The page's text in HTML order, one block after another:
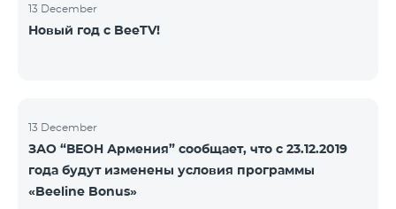
13 December
Новый год с BeeTV!
13 December
ЗАО “ВЕОН Армения” сообщает, что с 23.12.2019
года будут изменены условия программы
«Beeline Bonus»